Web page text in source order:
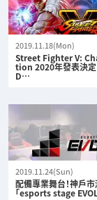
2019.11.18(Mon)
Street Fighter V:
tion 2020年發表決
D…
2019.11.24(Sun)
配備專業舞台！神戶
「esports stage